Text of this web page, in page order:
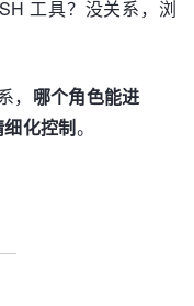
工具？没关系，浏
哪个角色能进
化控制。